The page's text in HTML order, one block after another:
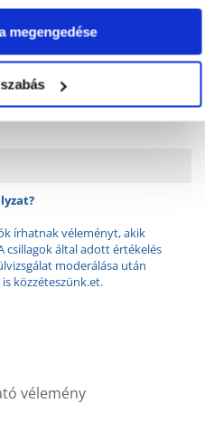
megengedése
írhatnak véleményt, akik
csillagok által adott értékelés
moderálása után
közzéteszünk.et.
vélemény